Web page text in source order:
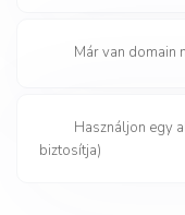
Már van domain
Használjon egy
biztosítja)